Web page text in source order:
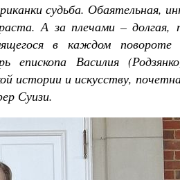
судьба. Обаятельная,
А за плечами – долгая,
в каждом повороте
епископа Василия
истории и искусству,
Суизи.